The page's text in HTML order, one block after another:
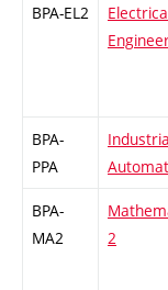
BPA-EL2
BPA-
PPA
BPA-
MA2
2